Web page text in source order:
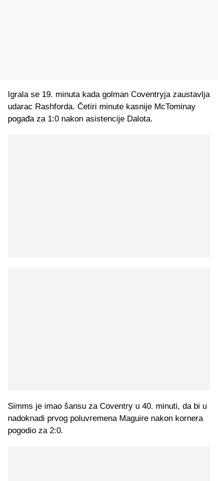
Igrala se 19. minuta kada golman Coventryja zaustavlja
udarac Rashforda. Četiri minute kasnije McTominay
pogađa za 1:0 nakon asistencije Dalota.
Simms je imao šansu za Coventry u 40. minuti, da bi u
nadoknadi prvog poluvremena Maguire nakon kornera
pogodio za 2:0.